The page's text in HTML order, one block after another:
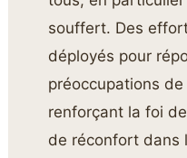
souffert. Des
déployés pour
préoccupations
renforçant la foi
de réconfort dans